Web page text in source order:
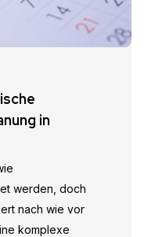
in
werden, doch
nach wie vor
komplexe